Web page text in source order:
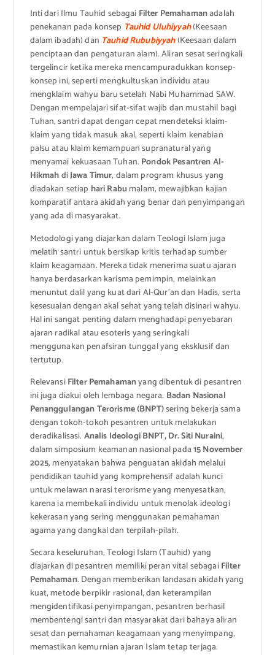
Inti dari Ilmu Tauhid sebagai Filter Pemahamanadalah
penekanan pada konsep Tauhid Uluhiyyah(Keesaan
dalam ibadah) dan Tauhid Rububiyyah(Keesaan dalam
penciptaan dan pengaturan alam). Aliran sesat seringkali
tergelincir ketika mereka mencampuradukkan konsep-
konsep ini, seperti mengkultuskan individu atau
mengklaim wahyu baru setelah Nabi Muhammad SAW.
Dengan mempelajari sifat-sifat wajib dan mustahil bagi
Tuhan, santri dapat dengan cepat mendeteksi klaim-
klaim yang tidak masuk akal, seperti klaim kenabian
palsu atau klaim kemampuan supranatural yang
menyamai kekuasaan Tuhan. Pondok Pesantren Al-
HikmahdiJawa Timur, dalam program khusus yang
diadakan setiap hari Rabumalam, mewajibkan kajian
komparatif antara akidah yang benar dan penyimpangan
yang ada di masyarakat.
Metodologi yang diajarkan dalam Teologi Islam juga
melatih santri untuk bersikap kritis terhadap sumber
klaim keagamaan. Mereka tidak menerima suatu ajaran
hanya berdasarkan karisma pemimpin, melainkan
menuntut dalil yang kuat dari Al-Qur’an dan Hadis, serta
kesesuaian dengan akal sehat yang telah disinari wahyu.
Hal ini sangat penting dalam menghadapi penyebaran
ajaran radikal atau esoteris yang seringkali
menggunakan penafsiran tunggal yang eksklusif dan
tertutup.
RelevansiFilter Pemahamanyang dibentuk di pesantren
ini juga diakui oleh lembaga negara. Badan Nasional
Penanggulangan Terorisme (BNPT)sering bekerja sama
dengan tokoh-tokoh pesantren untuk melakukan
deradikalisasi. Analis Ideologi BNPT, Dr. Siti Nuraini,
dalam simposium keamanan nasional pada15 November
2025, menyatakan bahwa penguatan akidah melalui
pendidikan tauhid yang komprehensif adalah kunci
untuk melawan narasi terorisme yang menyesatkan,
karena ia membekali individu untuk menolak ideologi
kekerasan yang sering menggunakan pemahaman
agama yang dangkal dan terpilah-pilah.
Secara keseluruhan, Teologi Islam (Tauhid) yang
diajarkan di pesantren memiliki peran vital sebagaiFilter
Pemahaman. Dengan memberikan landasan akidah yang
kuat, metode berpikir rasional, dan keterampilan
mengidentifikasi penyimpangan, pesantren berhasil
membentengi santri dan masyarakat dari bahaya aliran
sesat dan pemahaman keagamaan yang menyimpang,
memastikan kemurnian ajaran Islam tetap terjaga.